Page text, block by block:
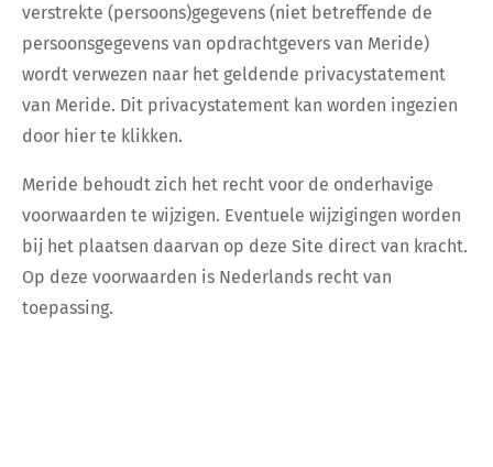
verstrekte (persoons)gegevens (niet betreffende de
persoonsgegevens van opdrachtgevers van Meride)
wordt verwezen naar het geldende privacystatement
van Meride. Dit privacystatement kan worden ingezien
door hier te klikken.
Meride behoudt zich het recht voor de onderhavige
voorwaarden te wijzigen. Eventuele wijzigingen worden
bij het plaatsen daarvan op deze Site direct van kracht.
Op deze voorwaarden is Nederlands recht van
toepassing.